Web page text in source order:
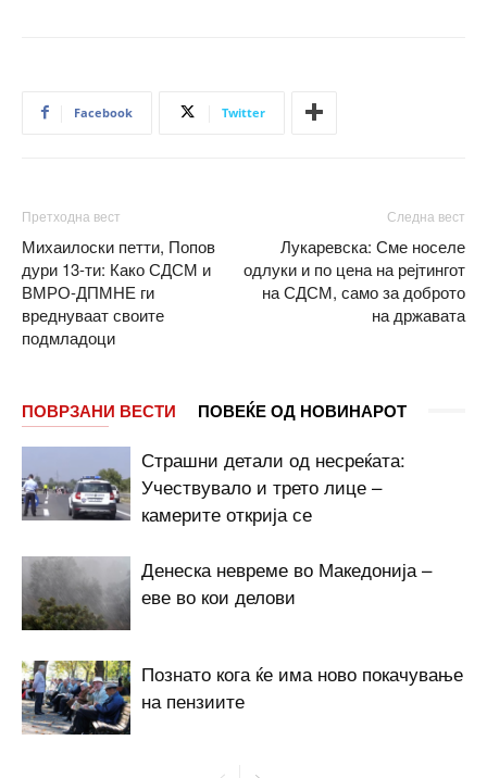
Facebook Twitter
Претходна вест
Михаилоски петти, Попов
дури 13-ти: Како СДСМ и
ВМРО-ДПМНЕ ги
вреднуваат своите
подмладоци
Следна вест
Лукаревска: Сме носеле
одлуки и по цена на рејтингот
на СДСМ, само за доброто
на државата
ПОВРЗАНИ ВЕСТИ ПОВЕЌЕ ОД НОВИНАРОТ
Страшни детали од несреќата:
Учествувало и трето лице –
камерите открија се
Денеска невреме во Македонија –
еве во кои делови
Познато кога ќе има ново покачување
на пензиите